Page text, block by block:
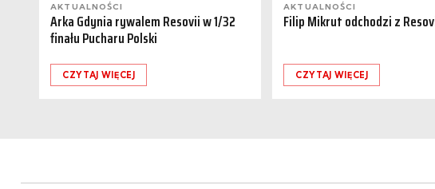
AKTUALNOŚCI
Arka Gdynia rywalem Resovii w 1/32
finału Pucharu Polski
CZYTAJ WIĘCEJ
AKTUALNOŚCI
Filip Mikrut odchodzi z
CZYTAJ WIĘCEJ